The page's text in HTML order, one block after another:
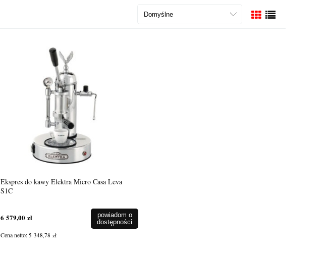
Ekspres do kawy Elektra Micro Casa Leva
S1C
6 579,00 zł
Cena netto: 5 348,78 zł
powiadom o
dostępności